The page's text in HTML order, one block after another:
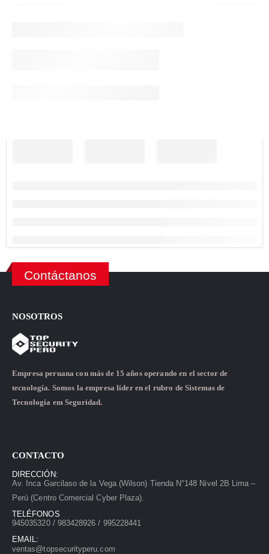
Contáctanos
NOSOTROS
Empresa peruana con más de 15 años operando en el sector de
tecnología. Somos la empresa líder en el rubro de Sistemas de
Tecnología em Seguridad.
CONTACTO
DIRECCIÓN:
Av. Inca Garcilaso de la Vega (Wilson) Tienda N°148 Nivel 2B Lima –
Perú (Centro Comercial Cyber Plaza).
TELÉFONOS
945035320 / 983428926 / 995228441
EMAIL:
ventas@topsecurityperu.com